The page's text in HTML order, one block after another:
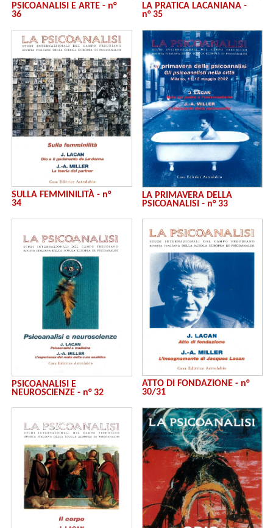
PSICOANALISI E ARTE - n°
36
LA PRATICA LACANIANA -
n° 35
SULLA FEMMINILITÀ - n°
34
LA PRIMAVERA DELLA
PSICOANALISI - n° 33
PSICOANALISI E
NEUROSCIENZE - n° 32
ATTO DI FONDAZIONE - n°
30/31